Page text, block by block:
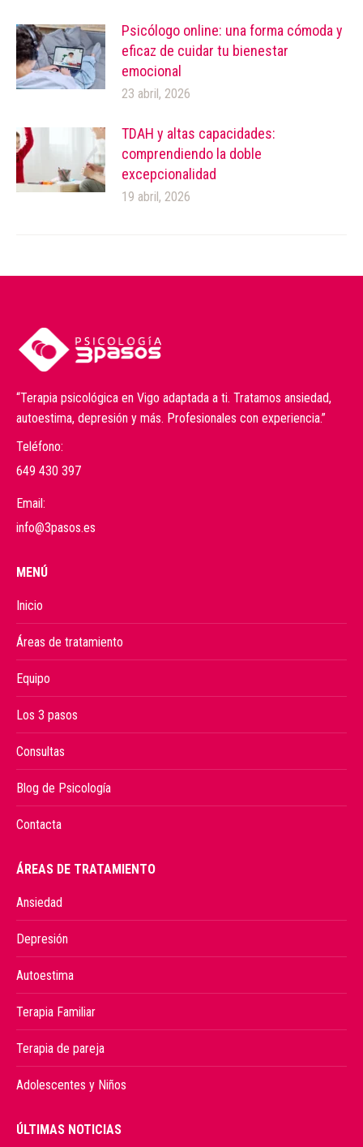
Psicólogo online: una forma cómoda y
eficaz de cuidar tu bienestar
emocional
23 abril, 2026
TDAH y altas capacidades:
comprendiendo la doble
excepcionalidad
19 abril, 2026
“Terapia psicológica en Vigo adaptada a ti. Tratamos ansiedad,
autoestima, depresión y más. Profesionales con experiencia.”
Teléfono:
649 430 397
Email:
info@3pasos.es
MENÚ
Inicio
Áreas de tratamiento
Equipo
Los 3 pasos
Consultas
Blog de Psicología
Contacta
ÁREAS DE TRATAMIENTO
Ansiedad
Depresión
Autoestima
Terapia Familiar
Terapia de pareja
Adolescentes y Niños
ÚLTIMAS NOTICIAS